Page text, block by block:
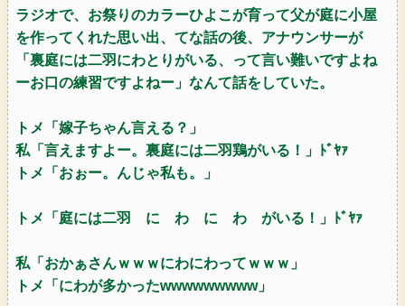
ラジオで、お祭りのカラーひよこが育って父が庭に小屋
を作ってくれた思い出、てな話の後、アナウンサーが
「裏庭には二羽にわとりがいる、って言い難いですよね
ーお口の練習ですよねー」なんて話をしていた。
トメ「嫁子ちゃん言える？」
私「言えますよー。裏庭には二羽鶏がいる！」ﾄﾞﾔｧ
トメ「おぉー。んじゃ私も。」
トメ「庭には二羽 に わ に わ がいる！」ﾄﾞﾔｧ
私「おかぁさんｗｗｗにわにわってｗｗｗ」
トメ「にわが多かったwwwwwwwww」